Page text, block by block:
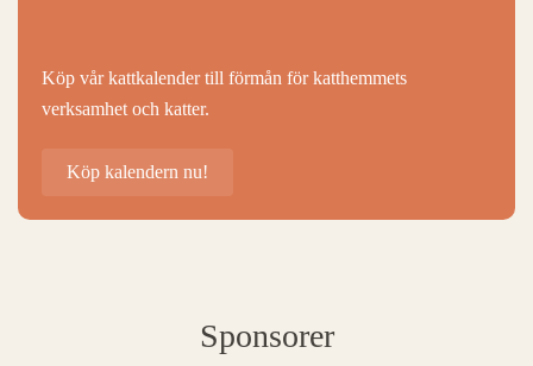
Köp vår kattkalender till förmån för katthemmets
verksamhet och katter.
Köp kalendern nu!
Sponsorer